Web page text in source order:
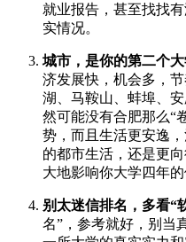
就业报告，甚至找找
实情况。
城市，是你的第二个大
济发展快，机会多，
湖、马鞍山、蚌埠、
然可能没有合肥那么“
势，而且生活更安逸
的都市生活，还是更
大地影响你大学四年的
别太迷信排名，多看“
名”，参考就好，别当